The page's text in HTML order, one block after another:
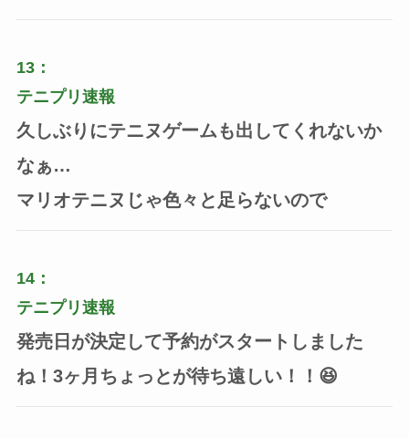
13：
テニプリ速報
久しぶりにテニヌゲームも出してくれないか
なぁ…
マリオテニヌじゃ色々と足らないので
14：
テニプリ速報
発売日が決定して予約がスタートしました
ね！3ヶ月ちょっとが待ち遠しい！！😆